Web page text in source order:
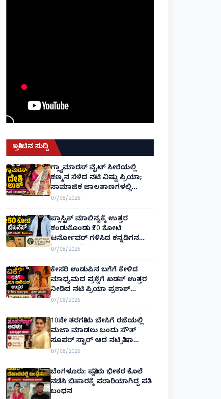
ಇತ್ತೀಚಿನ ಸುದ್ದಿ
ಗ್ಲ್ಯಾಮಾರಸ್ ವೈಟ್‌ ಸೀರೆಯಲ್ಲಿ
ಕಣ್ಮನ ಸೆಳೆದ ನಟಿ ವಿಷ್ಣು ಪ್ರಿಯಾ;
ಸಾಮಾಜಿಕ ಜಾಲತಾಣಗಳಲ್ಲಿ
ಫೋಟೋ ವೈರಲ್! vishnu priya
07/08/2026
ಪ್ಲಾಸ್ಟಿಕ್ ಮಾಲಿನ್ಯಕ್ಕೆ ಉತ್ತರ
ಕಂಡುಕೊಂಡು ₹50 ಕೋಟಿ
ಟರ್ನೋವರ್ ಗಳಿಸಿದ ಕನ್ನಡಿಗನ
'ಬ್ಯಾಂಬ್ರೂ' ಕಥೆ!
07/08/2026
ಕೇಸರಿ ಉಡುಪಿನ ಬಗೆಗೆ ಕೇಳಿದ
ಮಾಧ್ಯಮದ ಪ್ರಶ್ನೆಗೆ ಖಡಕ್ ಉತ್ತರ
ನೀಡಿದ ನಟಿ ಪ್ರಿಯಾ ಪ್ರಕಾಶ್
ವಾರಿಯರ್! Priya Prakash Varrier
07/08/2026
10ನೇ ತರಗತಿಯ ಬೇಸಿಗೆ ರಜೆಯಲ್ಲಿ
ಮಜಾ ಮಾಡಲು ಬಂದು ಸೌತ್
ಸೂಪರ್ ಸ್ಟಾರ್ ಆದ ನಟಿ ತ್ರಿಷಾ
ಕೃಷ್ಣನ್!
07/08/2026
ಬೆಂಗಳೂರು: ಪತ್ನಿಯ ಭೀಕರ ಕೊಲೆ
ನಡೆಸಿ ಬಿಹಾರಕ್ಕೆ ಪರಾರಿಯಾಗಿದ್ದ ಪತಿ
ಬಂಧನ